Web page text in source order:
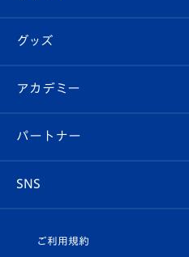
チケット
イベント
メディア
ホームタウン
エンブレム紹介
スタッフプロフィール
マスコット紹介
はじめての観戦ガイド
Revive Team
ヴィヴィくんの長崎おもてな
フォトギャラリー
スタジアムグルメ
チケット
V-LOVERS（ファンクラブ）
プレイヤーズスイート
グッズ
オンラインショップ
店舗情報
アカデミー
育成からのお知らせ
U-18
パートナー
SNS
ご利用規約